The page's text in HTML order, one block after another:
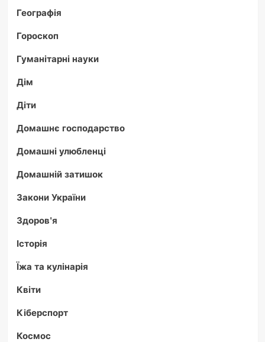
Географія
Гороскоп
Гуманітарні науки
Дім
Діти
Домашнє господарство
Домашні улюбленці
Домашній затишок
Закони України
Здоров'я
Історія
Їжа та кулінарія
Квіти
Кіберспорт
Космос